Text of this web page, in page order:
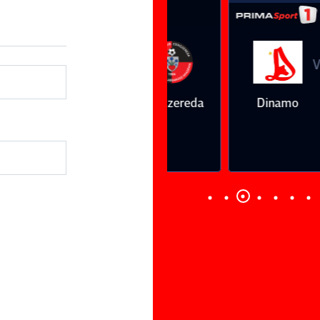
Farul
Vs
Dinamo FC